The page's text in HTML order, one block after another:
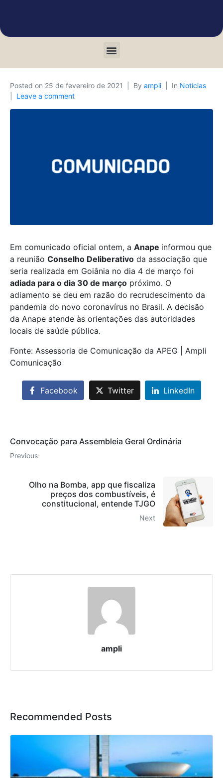
Posted on 25 de fevereiro de 2021 By ampli In Notícias
Leave a comment
Em comunicado oficial ontem, a Anape informou que
a reunião Conselho Deliberativo da associação que
seria realizada em Goiânia no dia 4 de março foi
adiada para o dia 30 de março próximo. O
adiamento se deu em razão do recrudescimento da
pandemia do novo coronavírus no Brasil. A decisão
da Anape atende às orientações das autoridades
locais de saúde pública.
Fonte: Assessoria de Comunicação da APEG | Ampli
Comunicação
Facebook Twitter LinkedIn
Convocação para Assembleia Geral Ordinária
Previous
Olho na Bomba, app que fiscaliza
preços dos combustíveis, é
constitucional, entende TJGO
Next
ampli
Recommended Posts